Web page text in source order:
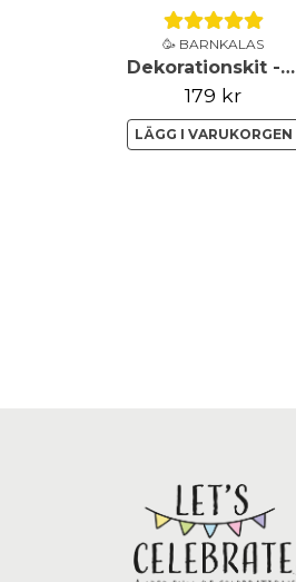
🥳 BARNKALAS
Dekorationskit - 1-årsdag ljusblått & silver
179 kr
LÄGG I VARUKORGEN